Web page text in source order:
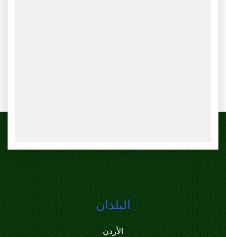
البلدان
الأردن